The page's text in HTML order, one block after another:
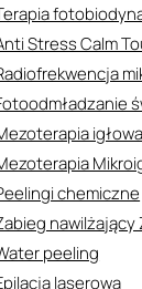
Stress Calm
igłowa
chemiczne
nawilżający
peeling
laserowa